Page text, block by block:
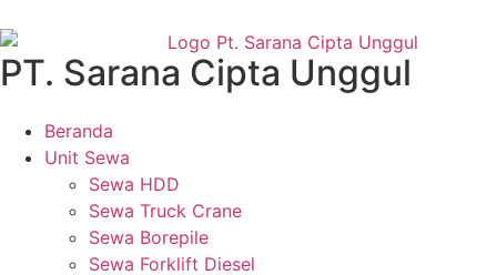
PT. Sarana Cipta Unggul
Beranda
Unit Sewa
Sewa HDD
Sewa Truck Crane
Sewa Borepile
Sewa Forklift Diesel